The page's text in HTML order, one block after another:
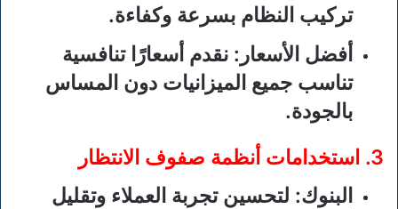
تركيب النظام بسرعة وكفاءة.
أفضل الأسعار : نقدم أسعارًا تنافسية
تناسب جميع الميزانيات دون المساس
بالجودة.
3. استخدامات أنظمة صفوف الانتظار
البنوك: لتحسين تجربة العملاء وتقليل